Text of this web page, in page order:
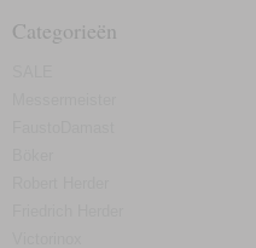
Categorieën